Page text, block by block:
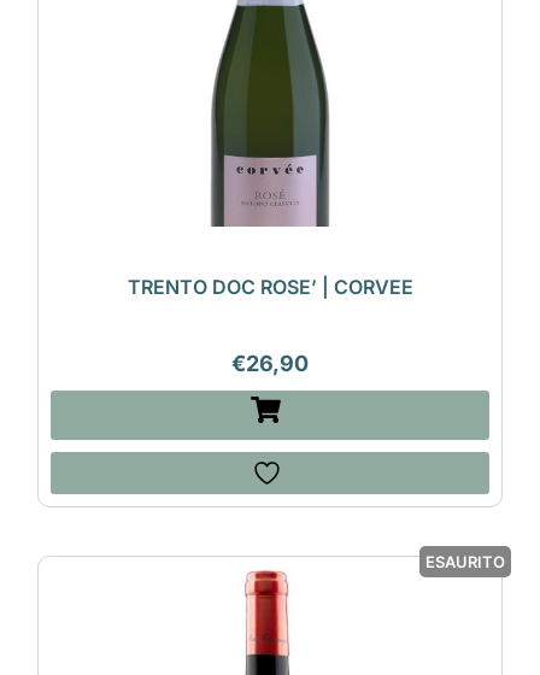
TRENTO DOC ROSE’ | CORVEE
€26,90
ESAURITO